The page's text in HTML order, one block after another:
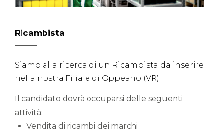
Ricambista
Siamo alla ricerca di un Ricambista da inserire
nella nostra Filiale di Oppeano (VR).
Il candidato dovrà occuparsi delle seguenti
attività:
Vendita di ricambi dei marchi